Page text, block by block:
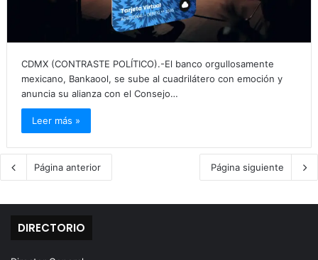
CDMX (CONTRASTE POLÍTICO).-El banco orgullosamente
mexicano, Bankaool, se sube al cuadrilátero con emoción y
anuncia su alianza con el Consejo…
Leer más »
Página anterior Página siguiente
DIRECTORIO